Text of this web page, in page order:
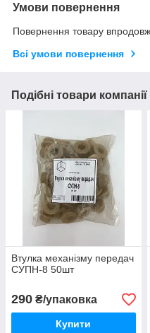
Умови повернення
Повернення товару
Всі умови повернення
Подібні товари компанії
Втулка механізму передач
СУПН-8 50шт
290 ₴/упаковка
Купити